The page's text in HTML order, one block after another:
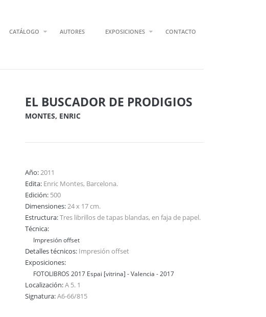
CATÁLOGO AUTORES EXPOSICIONES CONTACTO
EL BUSCADOR DE PRODIGIOS
MONTES, ENRIC
Año:2011
Edita: Enric Montes, Barcelona.
Edición: 500
Dimensiones:24 x 17 cm.
Estructura:Tres librillos de tapas blandas, en faja de papel.
Técnica:
Impresión offset
Detalles técnicos: Impresión offset
Exposiciones:
FOTOLIBROS 2017 Espai [vitrina] - Valencia - 2017
Localización:A 5. 1
Signatura:A6-66/815